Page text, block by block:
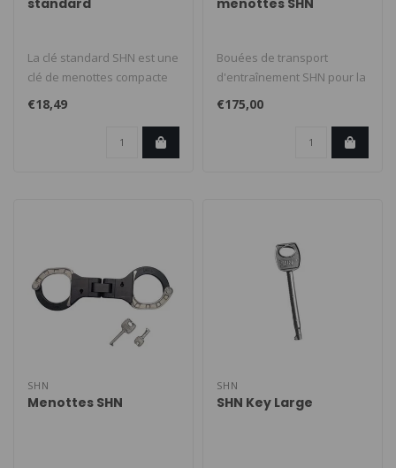
standard
La clé standard SHN est une
clé de menottes compacte
et robuste, conçue pour ..
€18,49
menottes SHN
Bouées de transport
d'entraînement SHN pour la
police et BOA/Enforcement.
Bout..
€175,00
SHN
Menottes SHN
SHN
SHN Key Large